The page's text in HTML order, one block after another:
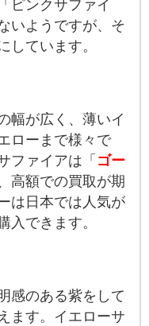
ピンクサファイ
いようですが、そ
しています。
幅が広く、薄いイ
ローまで様々で
ファイアは「 ゴー
高額での買取が期
は日本では人気が
入できます。
感のある紫をして
ます。イエローサ